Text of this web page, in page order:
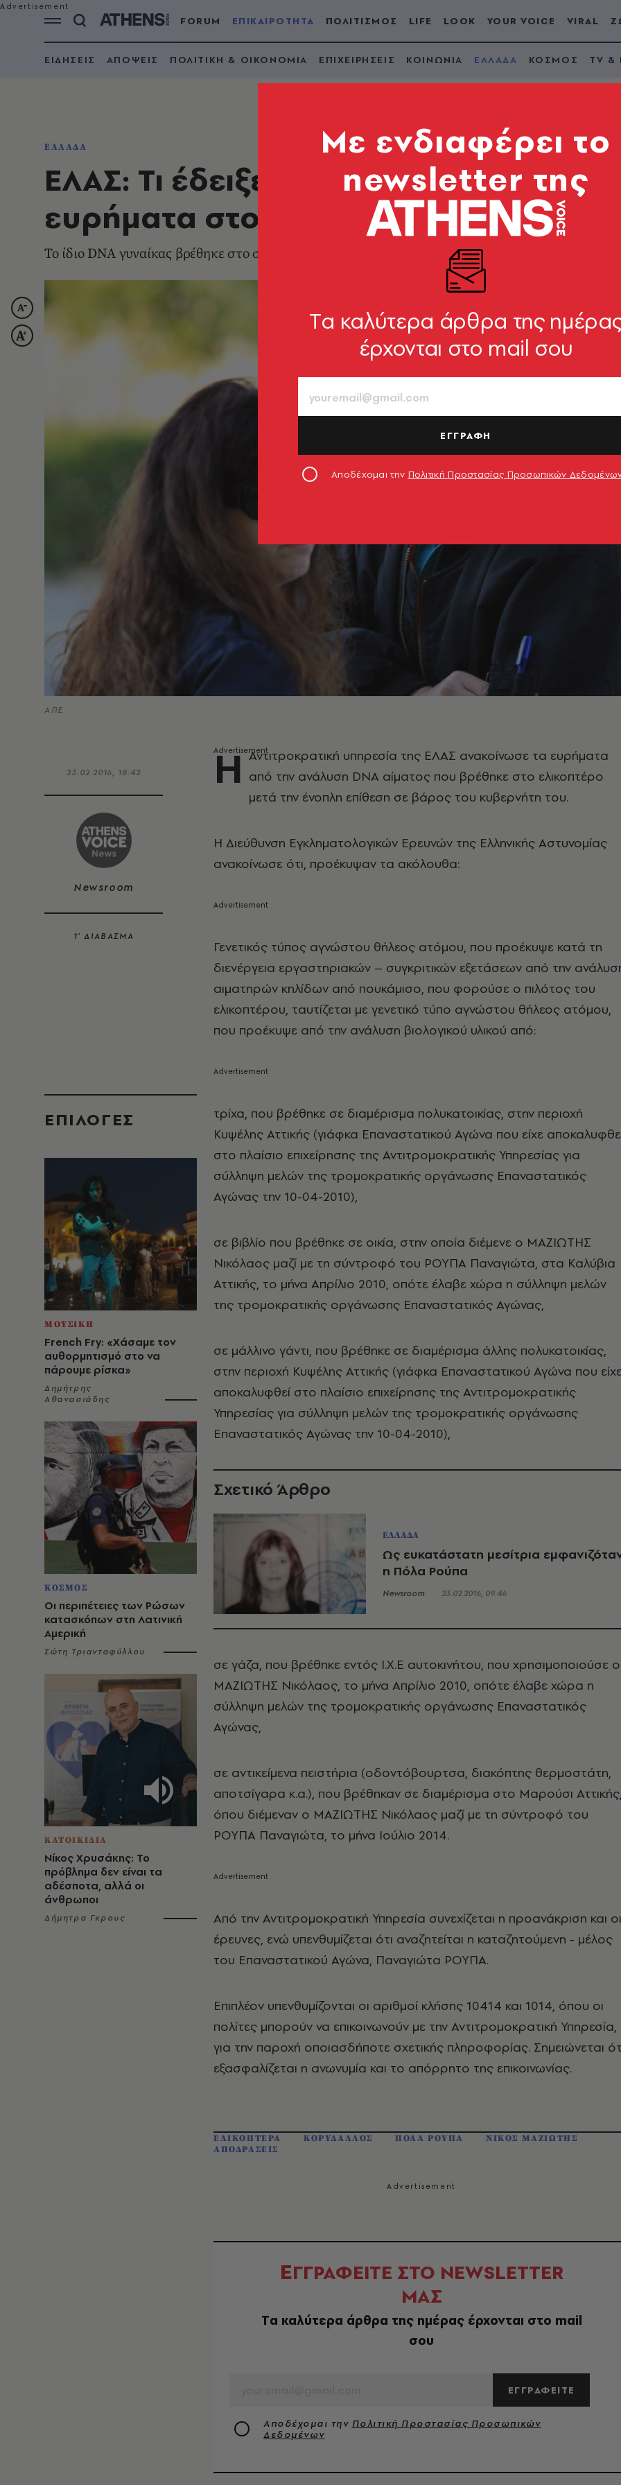
FORUM ΕΠΙΚΑΙΡΟΤΗΤΑ ΠΟΛΙΤΙΣΜΟΣ LIFE LOOK YOUR VOICE VIRAL
ΕΙΔΗΣΕΙΣ ΑΠΟΨΕΙΣ ΠΟΛΙΤΙΚΗ & ΟΙΚΟΝΟΜΙΑ ΕΠΙΧΕΙΡΗΣΕΙΣ ΚΟΙΝΩΝΙΑ ΕΛΛΑΔΑ ΚΟΣΜΟΣ TV &
ΕΛΛΑΔΑ
ΕΛΑΣ: Τι έδειξε η ανάλυση DNA από τα
ευρήματα στο ελικόπτερο
Το ίδιο DNA γυναίκας βρέθηκε στο σπίτι που έμεναν Μαζιώτης και Ρούπα
ΑΠΕ
23.02.2016, 18:42
Newsroom
1’ ΔΙΑΒΑΣΜΑ
EΠΙΛΟΓΈΣ
ΜΟΥΣΙΚΗ
French Fry: «Χάσαμε τον
αυθορμητισμό στο να
πάρουμε ρίσκα»
Δημήτρης
Αθανασιάδης
ΚΟΣΜΟΣ
Οι περιπέτειες των Ρώσων
κατασκόπων στη Λατινική
Αμερική
Σώτη Τριανταφύλλου
ΚΑΤΟΙΚΙΔΙΑ
Νίκος Χρυσάκης: Το
πρόβλημα δεν είναι τα
αδέσποτα, αλλά οι
άνθρωποι
Δήμητρα Γκρους
Η Αντιτροκρατική υπηρεσία της ΕΛΑΣ ανακοίνωσε τα ευρήματα
από την ανάλυση DNA αίματος που βρέθηκε στο ελικοπτέρο
μετά την ένοπλη επίθεση σε βάρος του κυβερνήτη του.
Η Διεύθυνση Εγκληματολογικών Ερευνών της Ελληνικής Αστυνομίας
ανακοίνωσε ότι, προέκυψαν τα ακόλουθα:
Γενετικός τύπος αγνώστου θήλεος ατόμου, που προέκυψε κατά τη
διενέργεια εργαστηριακών – συγκριτικών εξετάσεων από την
αιματηρών κηλίδων από πουκάμισο, που φορούσε ο πιλότος του
ελικοπτέρου, ταυτίζεται με γενετικό τύπο αγνώστου θήλεος ατόμου,
που προέκυψε από την ανάλυση βιολογικού υλικού από:
τρίχα, που βρέθηκε σε διαμέρισμα πολυκατοικίας, στην περιοχή
Κυψέλης Αττικής (γιάφκα Επαναστατικού Αγώνα που είχε
στο πλαίσιο επιχείρησης της Αντιτρομοκρατικής Υπηρεσίας για
σύλληψη μελών της τρομοκρατικής οργάνωσης Επαναστατικός
Αγώνας την 10-04-2010),
σε βιβλίο που βρέθηκε σε οικία, στην οποία διέμενε ο ΜΑΖΙΩΤΗΣ
Νικόλαος μαζί με τη σύντροφό του ΡΟΥΠΑ Παναγιώτα, στα Καλύβια
Αττικής, το μήνα Απρίλιο 2010, οπότε έλαβε χώρα η σύλληψη μελών
της τρομοκρατικής οργάνωσης Επαναστατικός Αγώνας,
σε μάλλινο γάντι, που βρέθηκε σε διαμέρισμα άλλης πολυκατοικίας,
στην περιοχή Κυψέλης Αττικής (γιάφκα Επαναστατικού Αγώνα που
αποκαλυφθεί στο πλαίσιο επιχείρησης της Αντιτρομοκρατικής
Υπηρεσίας για σύλληψη μελών της τρομοκρατικής οργάνωσης
Επαναστατικός Αγώνας την 10-04-2010),
Σχετικό Άρθρο
ΕΛΛΑΔΑ
Ως ευκατάστατη μεσίτρια
η Πόλα Ρούπα
Newsroom 23.02.2016, 09:46
σε γάζα, που βρέθηκε εντός Ι.Χ.Ε αυτοκινήτου, που χρησιμοποιούσε ο
ΜΑΖΙΩΤΗΣ Νικόλαος, το μήνα Απρίλιο 2010, οπότε έλαβε χώρα η
σύλληψη μελών της τρομοκρατικής οργάνωσης Επαναστατικός
Αγώνας,
σε αντικείμενα πειστήρια (οδοντόβουρτσα, διακόπτης θερμοστάτη,
αποτσίγαρα κ.α.), που βρέθηκαν σε διαμέρισμα στο Μαρούσι
όπου διέμεναν ο ΜΑΖΙΩΤΗΣ Νικόλαος μαζί με τη σύντροφό του
ΡΟΥΠΑ Παναγιώτα, το μήνα Ιούλιο 2014.
Από την Αντιτρομοκρατική Υπηρεσία συνεχίζεται η προανάκριση και οι
έρευνες, ενώ υπενθυμίζεται ότι αναζητείται η καταζητούμενη - μέλος
του Επαναστατικού Αγώνα, Παναγιώτα ΡΟΥΠΑ.
Επιπλέον υπενθυμίζονται οι αριθμοί κλήσης 10414 και 1014, όπου οι
πολίτες μπορούν να επικοινωνούν με την Αντιτρομοκρατική Υπηρεσία,
για την παροχή οποιασδήποτε σχετικής πληροφορίας. Σημειώνεται
εξασφαλίζεται η ανωνυμία και το απόρρητο της επικοινωνίας.
ΕΛΙΚΟΠΤΕΡΑ ΚΟΡΥΔΑΛΛΟΣ ΠΟΛΑ ΡΟΥΠΑ
ΝΙΚΟΣ ΜΑΖΙΩΤΗΣ
ΑΠΟΔΡΑΣΕΙΣ
ΕΓΓΡΑΦΕΙΤΕ ΣΤΟ NEWSLETTER
ΜΑΣ
Tα καλύτερα άρθρα της ημέρας έρχονται στο mail
σου
ΕΓΓΡΑΦΕΙΤΕ
Αποδέχομαι την Πολιτική Προστασίας Προσωπικών
Δεδομένων
Mε ενδιαφέρει το
newsletter της
Tα καλύτερα άρθρα της
έρχονται στο mail σου
ΕΓΓΡΑΦΗ
Αποδέχομαι την Πολιτική Προστασίας Προσωπικών